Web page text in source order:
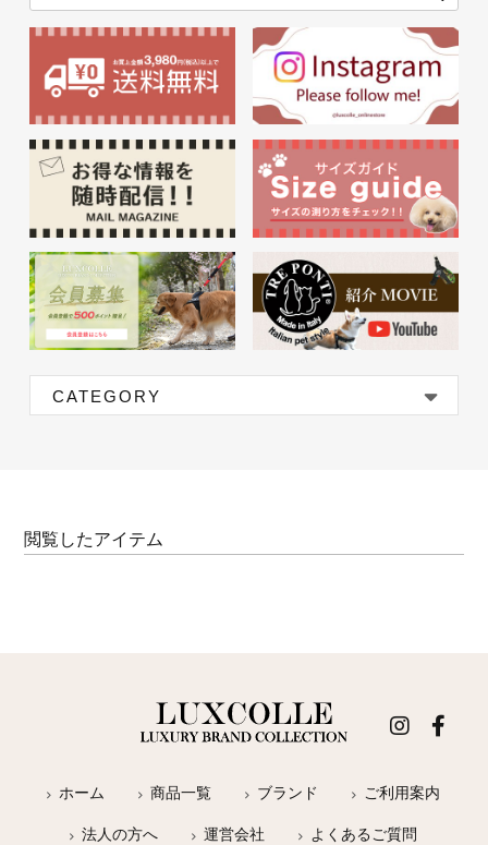
CATEGORY
閲覧したアイテム
ホーム 商品一覧 ブランド ご利用案内
法人の方へ 運営会社 よくあるご質問